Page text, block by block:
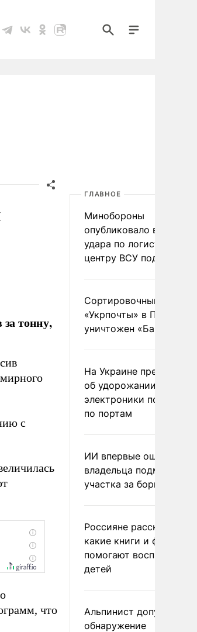
тонну,
с
что
ГЛАВНОЕ
Минобороны
опубликовало видео
удара по
центру ВСУ под Киевом
Сортировочный пункт
«Укрпочты» в
уничтожен
На Украине
об удорожании
электроники после
по портам
ИИ впервые
владельца
участка за борщевик
Россияне рассказали,
какие книги и фильмы
помогают воспитывать
детей
Альпинист допустил
обнаружение